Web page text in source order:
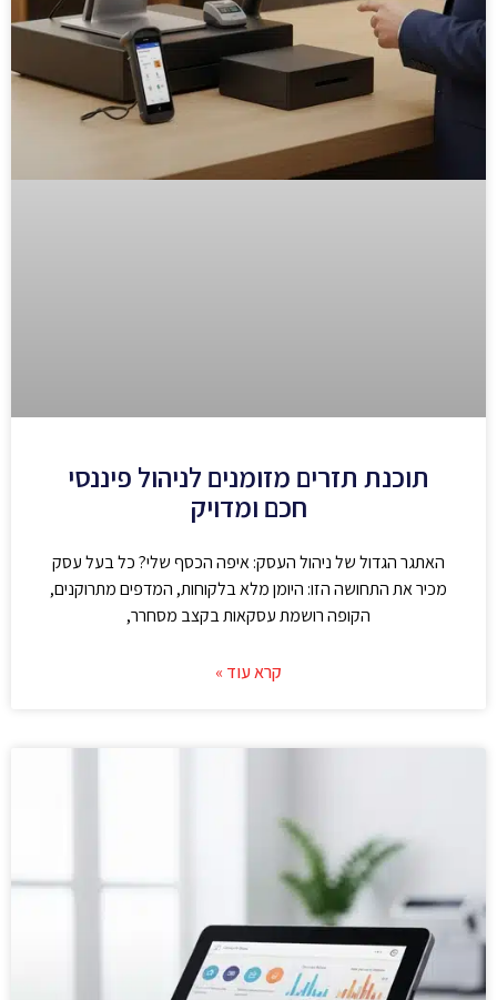
תוכנת תזרים מזומנים לניהול פיננסי
חכם ומדויק
האתגר הגדול של ניהול העסק: איפה הכסף שלי? כל בעל עסק
מכיר את התחושה הזו: היומן מלא בלקוחות, המדפים מתרוקנים,
הקופה רושמת עסקאות בקצב מסחרר,
קרא עוד »